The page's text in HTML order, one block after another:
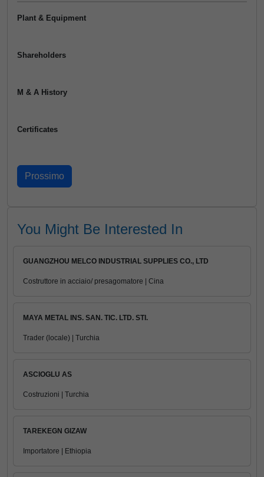
Plant & Equipment
Shareholders
M & A History
Certificates
You Might Be Interested In
GUANGZHOU MELCO INDUSTRIAL SUPPLIES CO., LTD
Costruttore in acciaio/ presagomatore | Cina
MAYA METAL INS. SAN. TIC. LTD. STI.
Trader (locale) | Turchia
ASCIOGLU AS
Costruzioni | Turchia
TAREKEGN GIZAW
Importatore | Ethiopia